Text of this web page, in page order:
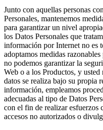
Junto con aquellas personas
Personales, mantenemos
para garantizar un nivel
los Datos Personales que
información por Internet no es
adoptamos medidas
no podemos garantizar la
Web o a los Productos, y
datos se realiza bajo su propia
información, empleamos
adecuadas al tipo de Datos
con el fin de realizar esfuerzos
accesos no autorizados o